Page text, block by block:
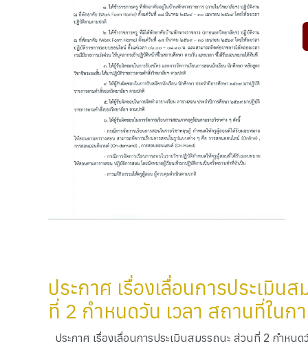
ประกาศ เรื่องเลื่อนการประเมิน
ที่ 2 กำหนดวัน เวลา สถานที่ในก
ประกาศ เรื่องเลื่อนการประเมินสมรรถนะ ส่วนที่ 2 กำหน